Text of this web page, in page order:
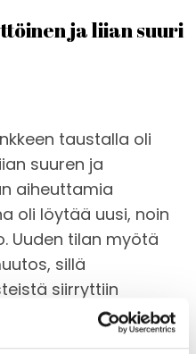
ja liian suuri
taustalla oli
suuren ja
aiheuttamia
oli löytää uusi, noin
Uuden tilan myötä
sillä
siirryttiin